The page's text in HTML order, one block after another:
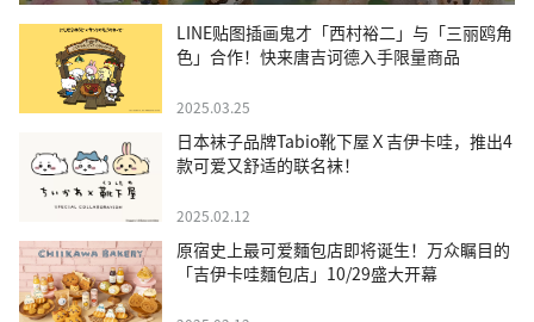
LINE贴图插画鬼才「西村裕二」与「三丽鸥角
色」合作！快来唐吉诃德入手限量商品
2025.03.25
日本袜子品牌Tabio靴下屋Ｘ吉伊卡哇，推出4
款可爱又舒适的联名袜！
2025.02.12
原宿史上最可爱麵包店即将诞生！万众瞩目的
「吉伊卡哇麵包店」10/29盛大开幕